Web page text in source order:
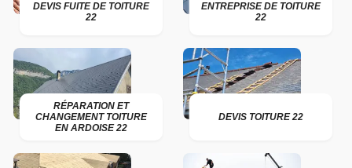
DEVIS FUITE DE TOITURE
22
ENTREPRISE DE TOITURE
22
RÉPARATION ET
CHANGEMENT TOITURE
EN ARDOISE 22
DEVIS TOITURE 22